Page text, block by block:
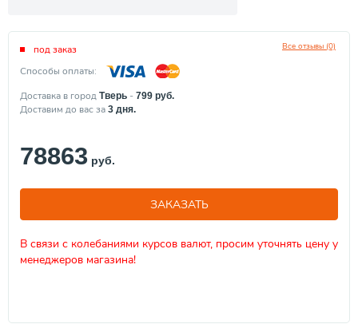
Все отзывы (0)
под заказ
Способы оплаты:
Доставка в город Тверь - 799 руб.
Доставим до вас за 3 дня.
78863 руб.
ЗАКАЗАТЬ
В связи с колебаниями курсов валют, просим уточнять цену у
менеджеров магазина!